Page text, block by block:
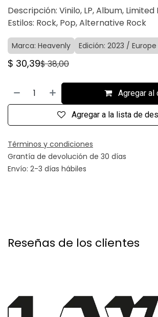
Descripción: Vinilo, LP, Album, Limited
Estilos: Rock, Pop, Alternative Rock
Marca: Heavenly Edición: 2023 /
$ 30,39$38,00
Agregar al
Agregar a la lista de
Términos y condiciones
Grantía de devolución de 30 días
Envío: 2-3 días hábiles
Reseñas de los clientes